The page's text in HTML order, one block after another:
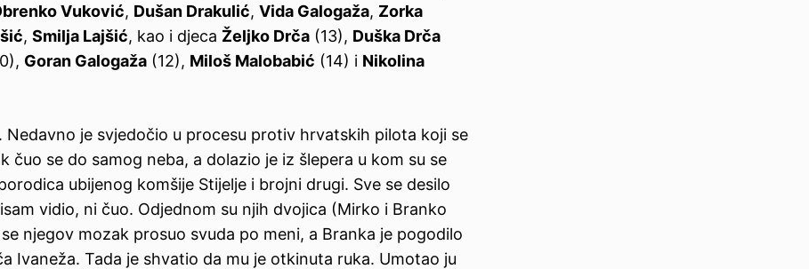
Vuković, Dušan Drakulić, Vida Galogaža, Zorka
, Smilja Lajšić, kao i djeca Željko Drča (13), Duška Drča
Goran Galogaža (12), Miloš Malobabić (14) i Nikolina
Nedavno je svjedočio u procesu protiv hrvatskih pilota koji se
čuo se do samog neba, a dolazio je iz šlepera u kom su se
ubijenog komšije Stijelje i brojni drugi. Sve se desilo
vidio, ni čuo. Odjednom su njih dvojica (Mirko i Branko
njegov mozak prosuo svuda po meni, a Branka je pogodilo
Ivaneža. Tada je shvatio da mu je otkinuta ruka. Umotao ju